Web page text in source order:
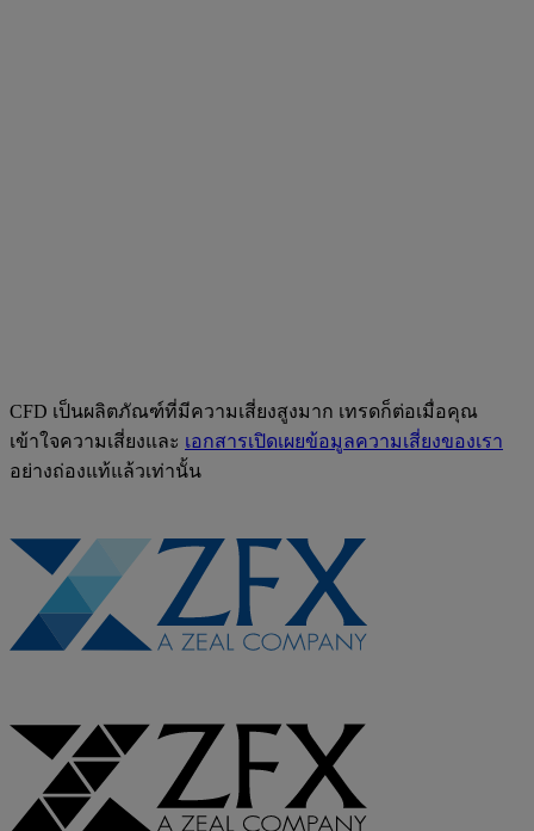
CFD เป็นผลิตภัณฑ์ที่มีความเสี่ยงสูงมาก เทรดก็ต่อเมื่อคุณ
เข้าใจความเสี่ยงและ เอกสารเปิดเผยข้อมูลความเสี่ยงของเรา
อย่างถ่องแท้แล้วเท่านั้น